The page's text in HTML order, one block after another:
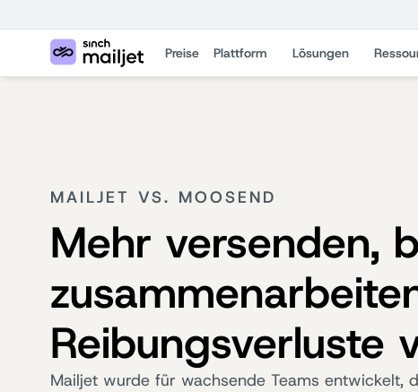
Preise Plattform Lösungen
MAILJET VS. MOOSEND
Mehr versenden,
Reibungsverluste
Mailjet wurde für wachsende Teams entwickelt,